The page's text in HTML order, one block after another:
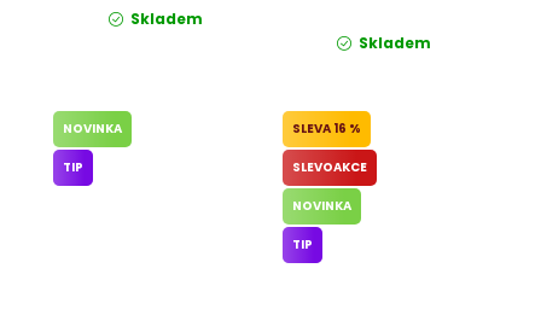
Skladem
Skladem
NOVINKA
TIP
16 %
SLEVOAKCE
NOVINKA
TIP